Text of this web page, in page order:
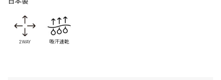
2WAY 吸汗速乾